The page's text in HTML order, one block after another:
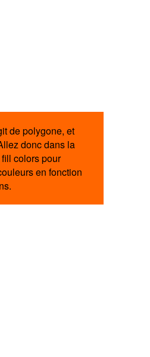
de polygone, et
donc dans la
colors pour
en fonction